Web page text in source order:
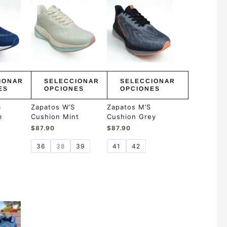
SELECCIONAR
OPCIONES
producto
tiene
múltiples
variantes.
pueden
elegir
en
la
página
de
Zapatos W’S
Cushion Mint
$87.90
36 38 39
SELECCIONAR
OPCIONES
producto
tiene
múltiples
variantes.
Las
opciones
pueden
elegir
en
la
página
de
Zapatos M’S
Cushion Grey
$87.90
41 42